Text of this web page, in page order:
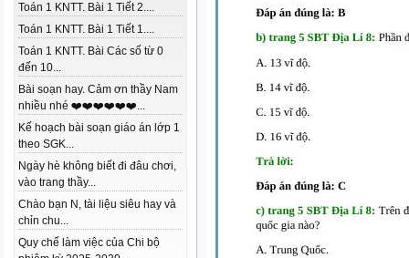
Toán 1 KNTT. Bài 1 Tiết 2....
Toán 1 KNTT. Bài 1 Tiết 1....
Toán 1 KNTT. Bài Các số từ 0
đến 10...
Bài soạn hay. Cảm ơn thầy Nam
nhiều nhé ❤️❤️❤️❤️❤️❤️...
Kế hoạch bài soạn giáo án lớp 1
theo SGK...
Ngày hè không biết đi đâu chơi,
vào trang thầy...
Chào bạn N, tài liệu siêu hay và
chỉn chu...
Quy chế làm việc của Chi bộ